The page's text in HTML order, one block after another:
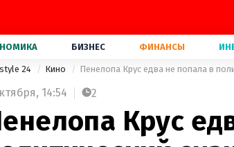
БИЗНЕС ФИНАНСЫ
24 Кино Пенелопа Крус едва не попала в
14:54 2
Крус